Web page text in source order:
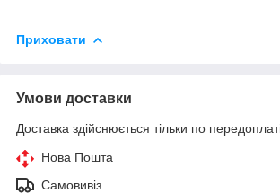
Приховати
Умови доставки
Доставка здійснюється тільки по
Нова Пошта
Самовивіз